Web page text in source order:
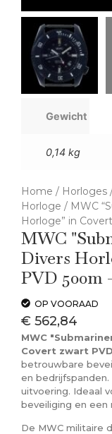
Gewicht
0,14 kg
Home / Horloges
Horloge / MWC
Horloge” in
MWC
Divers
PVD 500m
OP VOORAAD
€ 562,84
MWC
Covert zwart
betrouwbare
en
uitvoering. Ideaal
beveiliging en
De MWC militaire